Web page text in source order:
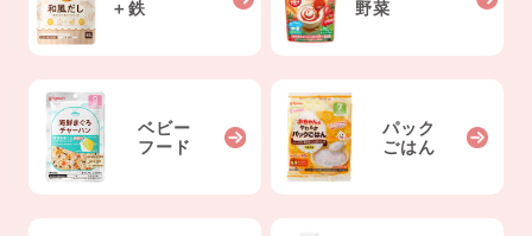
＋鉄
野菜
ベビー
フード
パック
ごはん